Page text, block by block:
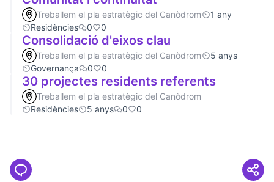
Treballem el pla estratègic del Canòdrom
1 any
Residències
0 0
Consolidació d'eixos clau
Treballem el pla estratègic del Canòdrom
5 anys
Governança
0 0
30 projectes residents referents
Treballem el pla estratègic del Canòdrom
Residències
5 anys 0 0